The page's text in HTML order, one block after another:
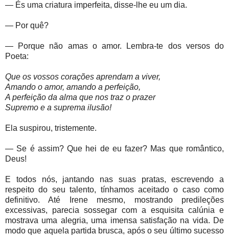
— És uma criatura imperfeita, disse-lhe eu um dia.
— Por quê?
— Porque não amas o amor. Lembra-te dos versos do
Poeta:
Que os vossos corações aprendam a viver,
Amando o amor, amando a perfeição,
A perfeição da alma que nos traz o prazer
Supremo e a suprema ilusão!
Ela suspirou, tristemente.
— Se é assim? Que hei de eu fazer? Mas que romântico,
Deus!
E todos nós, jantando nas suas pratas, escrevendo a
respeito do seu talento, tínhamos aceitado o caso como
definitivo. Até Irene mesmo, mostrando predileções
excessivas, parecia sossegar com a esquisita calúnia e
mostrava uma alegria, uma imensa satisfação na vida. De
modo que aquela partida brusca, após o seu último sucesso